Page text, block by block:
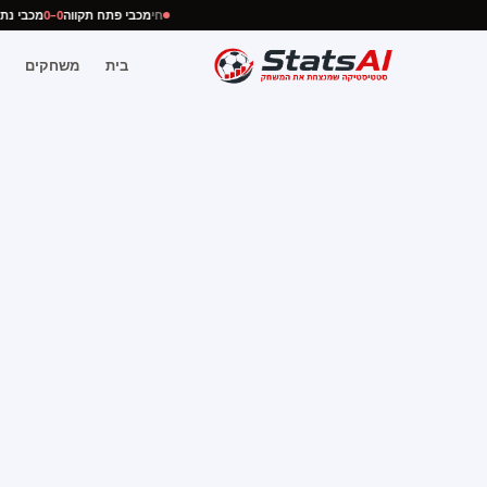
חימכבי פתח תקווה0–0
בית משחקים